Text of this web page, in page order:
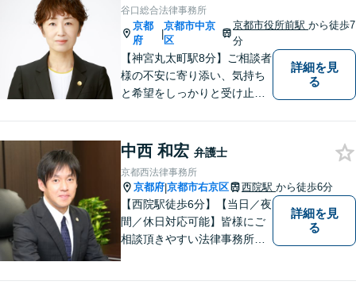
谷口総合法律事務所
京都
府
|
京都市中京
区
京都市役所前駅から徒歩7
分
【神宮丸太町駅8分】ご相談者
様の不安に寄り添い、気持ち
と希望をしっかりと受け止め
う真摯にサポートします。ど
うぞお気軽にお話しくださ
い。【完全個室で相談可】
【地域密着型の法律事務所】
詳細を見
る
中西 和宏 弁護士
京都西法律事務所
京都府|京都市右京区 西院駅 から徒歩6分
【西院駅徒歩6分】【当日／夜
間／休日対応可能】皆様にご
相談頂きやすい法律事務所を
詳細を見
る